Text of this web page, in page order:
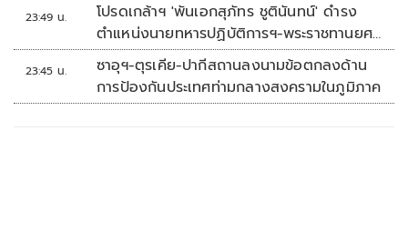
23:49 น.
โปรดเกล้าฯ 'พันเอกสุภัทร ชูตินันทน์' ดำรง
ตำแหน่งนายทหารปฏิบัติการฯ-พระราชทานยศ
'พลตรี'
23:45 น.
ซาอุฯ-ตุรเคีย-ปากีสถานลงนามข้อตกลงด้าน
การป้องกันประเทศท่ามกลางสงครามในภูมิภาค